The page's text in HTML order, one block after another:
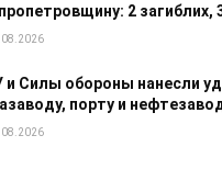
2 загиблих,
и Силы обороны нанесли
порту и